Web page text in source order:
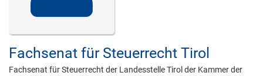
Fachsenat für Steuerrecht Tirol
Fachsenat für Steuerrecht der Landesstelle Tirol der Kammer der